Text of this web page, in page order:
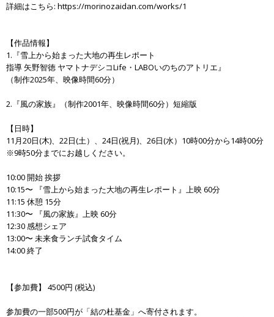
詳細はこちら: https://morinozaidan.com/works/1
【作品情報】
1.『雪上から始まった大地の再生レポート
指導 矢野智徳 ヤマトナデシコLife・LABOいのちのアトリエ』
（制作2025年、映像時間60分）
2.『風の家族』（制作2001年、映像時間60分）短縮版
【日時】
11月20日(木)、22日(土）、24日(祝月)、26日(水）10時00分から14時00分
※9時50分までにお越しください。
10:00 開始 挨拶
10:15〜 『雪上から始まった大地の再生レポート』上映 60分
11:15 休憩 15分
11:30〜 『風の家族』上映 60分
12:30 感想シェア
13:00〜 未来食ランチ試食タイム
14:00 終了
【参加費】 4500円 (税込)
参加費の一部500円が「結の杜基金」へ寄付されます。